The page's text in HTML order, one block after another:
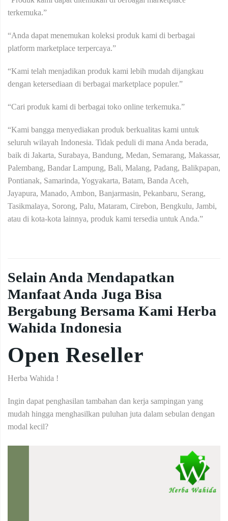
terkemuka.”
“Anda dapat menemukan koleksi produk kami di berbagai
platform marketplace terpercaya.”
“Kami telah menjadikan produk kami lebih mudah dijangkau
dengan ketersediaan di berbagai marketplace populer.”
“Cari produk kami di berbagai toko online terkemuka.”
“Kami bangga menyediakan produk berkualitas kami untuk
seluruh wilayah Indonesia. Tidak peduli di mana Anda berada,
baik di Jakarta, Surabaya, Bandung, Medan, Semarang, Makassar,
Palembang, Bandar Lampung, Bali, Malang, Padang, Balikpapan,
Pontianak, Samarinda, Yogyakarta, Batam, Banda Aceh,
Jayapura, Manado, Ambon, Banjarmasin, Pekanbaru, Serang,
Tasikmalaya, Sorong, Palu, Mataram, Cirebon, Bengkulu, Jambi,
atau di kota-kota lainnya, produk kami tersedia untuk Anda.”
Selain Anda Mendapatkan
Manfaat Anda Juga Bisa
Bergabung Bersama Kami Herba
Wahida Indonesia
Open Reseller
Herba Wahida !
Ingin dapat penghasilan tambahan dan kerja sampingan yang
mudah hingga menghasilkan puluhan juta dalam sebulan dengan
modal kecil?